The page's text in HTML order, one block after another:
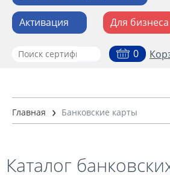
Активация Для бизнеса
Аксессуары
Алкоголь
Впечатления
0
Главная Банковские карты
Каталог